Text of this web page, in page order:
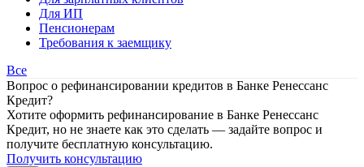
Для ИП
Пенсионерам
Требования к заемщику
Все
Вопрос о рефинансировании кредитов в Банке Ренессанс
Кредит?
Хотите оформить рефинансирование в Банке Ренессанс
Кредит, но не знаете как это сделать — задайте вопрос и
получите бесплатную консультацию.
Получить консультацию